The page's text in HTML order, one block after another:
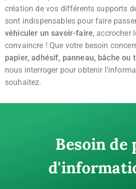
création de vos différents supports
sont indispensables pour faire
véhiculer un savoir-faire, accrocher
convaincre ! Que votre besoin
papier, adhésif, panneau, bâche ou
nous interroger pour obtenir
souhaitez.
Besoin de